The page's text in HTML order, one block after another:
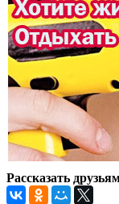
Рассказать